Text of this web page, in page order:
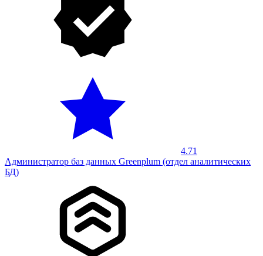
4.71
Администратор баз данных Greenplum (отдел аналитических
БД)